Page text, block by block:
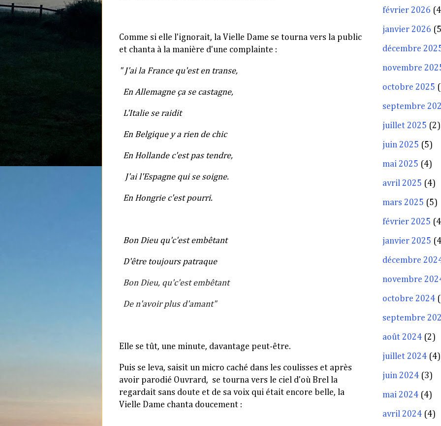
Comme si elle l'ignorait, la Vielle Dame se tourna vers la public
et chanta à la manière d'une complainte :
" J'ai la France qu'est en transe,
En Allemagne ça se castagne,
L'Italie se raidit
En Belgique y a rien de chic
En Hollande c'est pas tendre,
J'ai l'Espagne qui se soigne.
En Hongrie c'est pourri.
Bon Dieu qu'c'est embêtant
D'être toujours patraque
Bon Dieu, qu'c'est embêtant
De n'avoir plus d'amant"
Elle se tût, une minute, davantage peut-être.
Puis se leva, saisit un micro caché dans les coulisses et après
avoir parodié Ouvrard, se tourna vers le ciel d'où Brel la
regardait sans doute et de sa voix qui était encore belle, la
Vielle Dame chanta doucement :
février 2026
janvier 2026
décembre
novembre
octobre 2025
septembre
juillet 2025 (2)
juin 2025 (5)
mai 2025 (4)
avril 2025 (4)
mars 2025 (5)
février 2025
janvier 2025
décembre
novembre
octobre 2024
septembre
août 2024 (2)
juillet 2024 (4)
juin 2024 (3)
mai 2024 (4)
avril 2024 (4)